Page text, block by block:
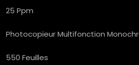
25 Ppm
Photocopieur Multifonction
550 Feuilles